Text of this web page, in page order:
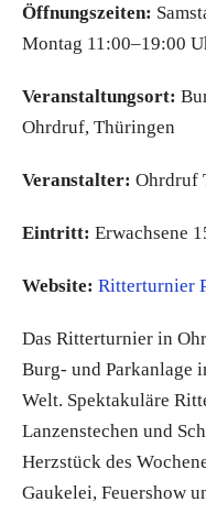
Öffnungszeiten:
Montag 11:00–19:00
Veranstaltungsort:
Ohrdruf, Thüringen
Veranstalter: Ohrdruf
Eintritt: Erwachsene
Website: Ritterturnier
Das Ritterturnier in
Burg- und Parkanlage
Welt. Spektakuläre
Lanzenstechen und
Herzstück des
Gaukelei, Feuershow